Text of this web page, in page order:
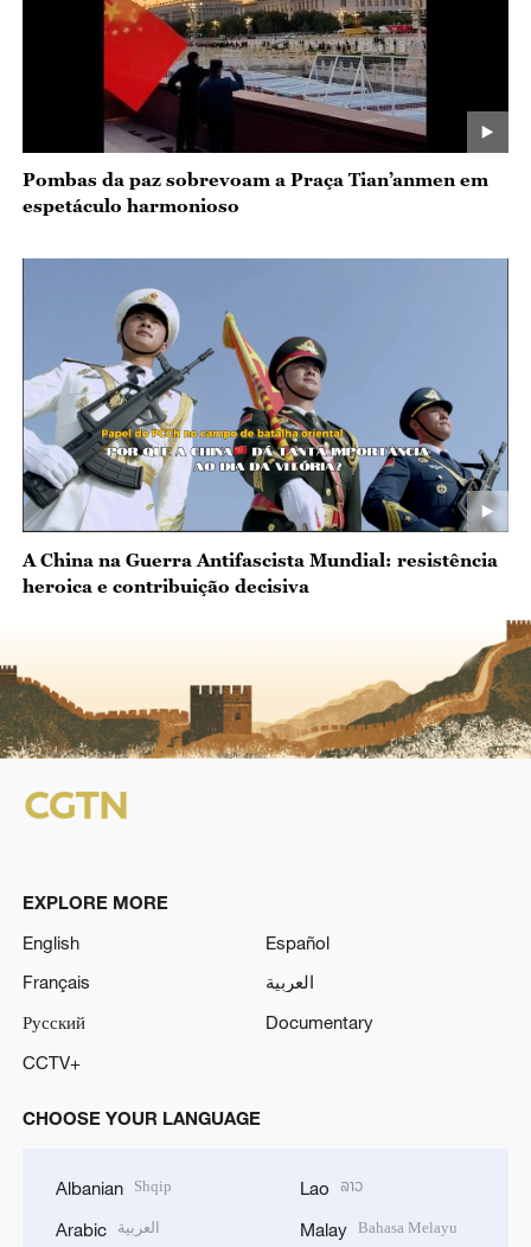
Pombas da paz sobrevoam a Praça Tian’anmen em
espetáculo harmonioso
A China na Guerra Antifascista Mundial: resistência
heroica e contribuição decisiva
EXPLORE MORE
English
Español
Français
العربية
Русский
Documentary
CCTV+
CHOOSE YOUR LANGUAGE
Albanian Shqip
Arabic العربية
Lao ລາວ
Malay Bahasa Melayu